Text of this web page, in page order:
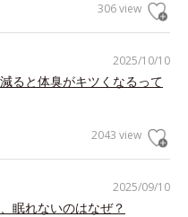
306 view
2025/10/10
ると体臭がキツくなるって
2043 view
2025/09/10
眠れないのはなぜ？